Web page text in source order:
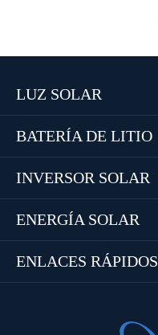
LUZ SOLAR
BATERÍA DE LITIO
INVERSOR SOLAR
ENERGÍA SOLAR
ENLACES RÁPIDOS